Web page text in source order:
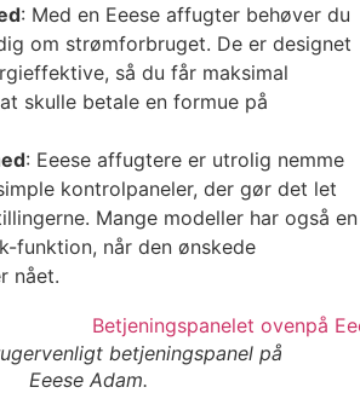
: Med en Eeese affugter behøver du
om strømforbruget. De er designet
så du får maksimal
skulle betale en formue på
: Eeese affugtere er utrolig nemme
kontrolpaneler, der gør det let
Mange modeller har også en
funktion, når den ønskede
nået.
betjeningspanel på
Eeese Adam.